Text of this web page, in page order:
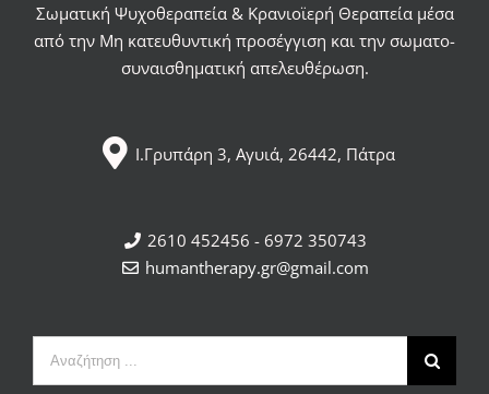
Σωματική Ψυχοθεραπεία & Κρανιοϊερή Θεραπεία μέσα
από την Μη κατευθυντική προσέγγιση και την σωματο-
συναισθηματική απελευθέρωση.
Ι.Γρυπάρη 3, Αγυιά, 26442, Πάτρα
2610 452456 - 6972 350743
humantherapy.gr@gmail.com